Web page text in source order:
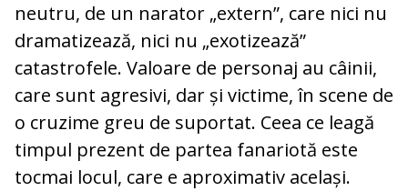
neutru, de un narator „extern”, care nici nu
dramatizează, nici nu „exotizează”
catastrofele. Valoare de personaj au câinii,
care sunt agresivi, dar și victime, în scene de
o cruzime greu de suportat. Ceea ce leagă
timpul prezent de partea fanariotă este
tocmai locul, care e aproximativ același.